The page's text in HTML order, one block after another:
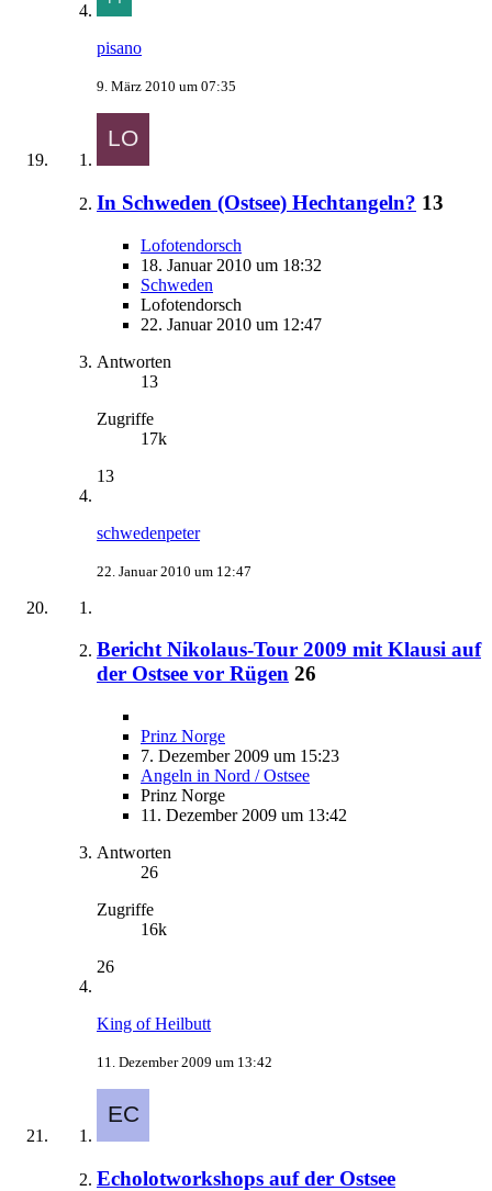
pisano
9. März 2010 um 07:35
In Schweden (Ostsee) Hechtangeln? 13
Lofotendorsch
18. Januar 2010 um 18:32
Schweden
Lofotendorsch
22. Januar 2010 um 12:47
Antworten
13
Zugriffe
17k
13
schwedenpeter
22. Januar 2010 um 12:47
Bericht Nikolaus-Tour 2009 mit Klausi auf
der Ostsee vor Rügen 26
Prinz Norge
7. Dezember 2009 um 15:23
Angeln in Nord / Ostsee
Prinz Norge
11. Dezember 2009 um 13:42
Antworten
26
Zugriffe
16k
26
King of Heilbutt
11. Dezember 2009 um 13:42
Echolotworkshops auf der Ostsee